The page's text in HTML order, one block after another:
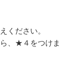
ください。
、★４をつけま
】１週目クリアし